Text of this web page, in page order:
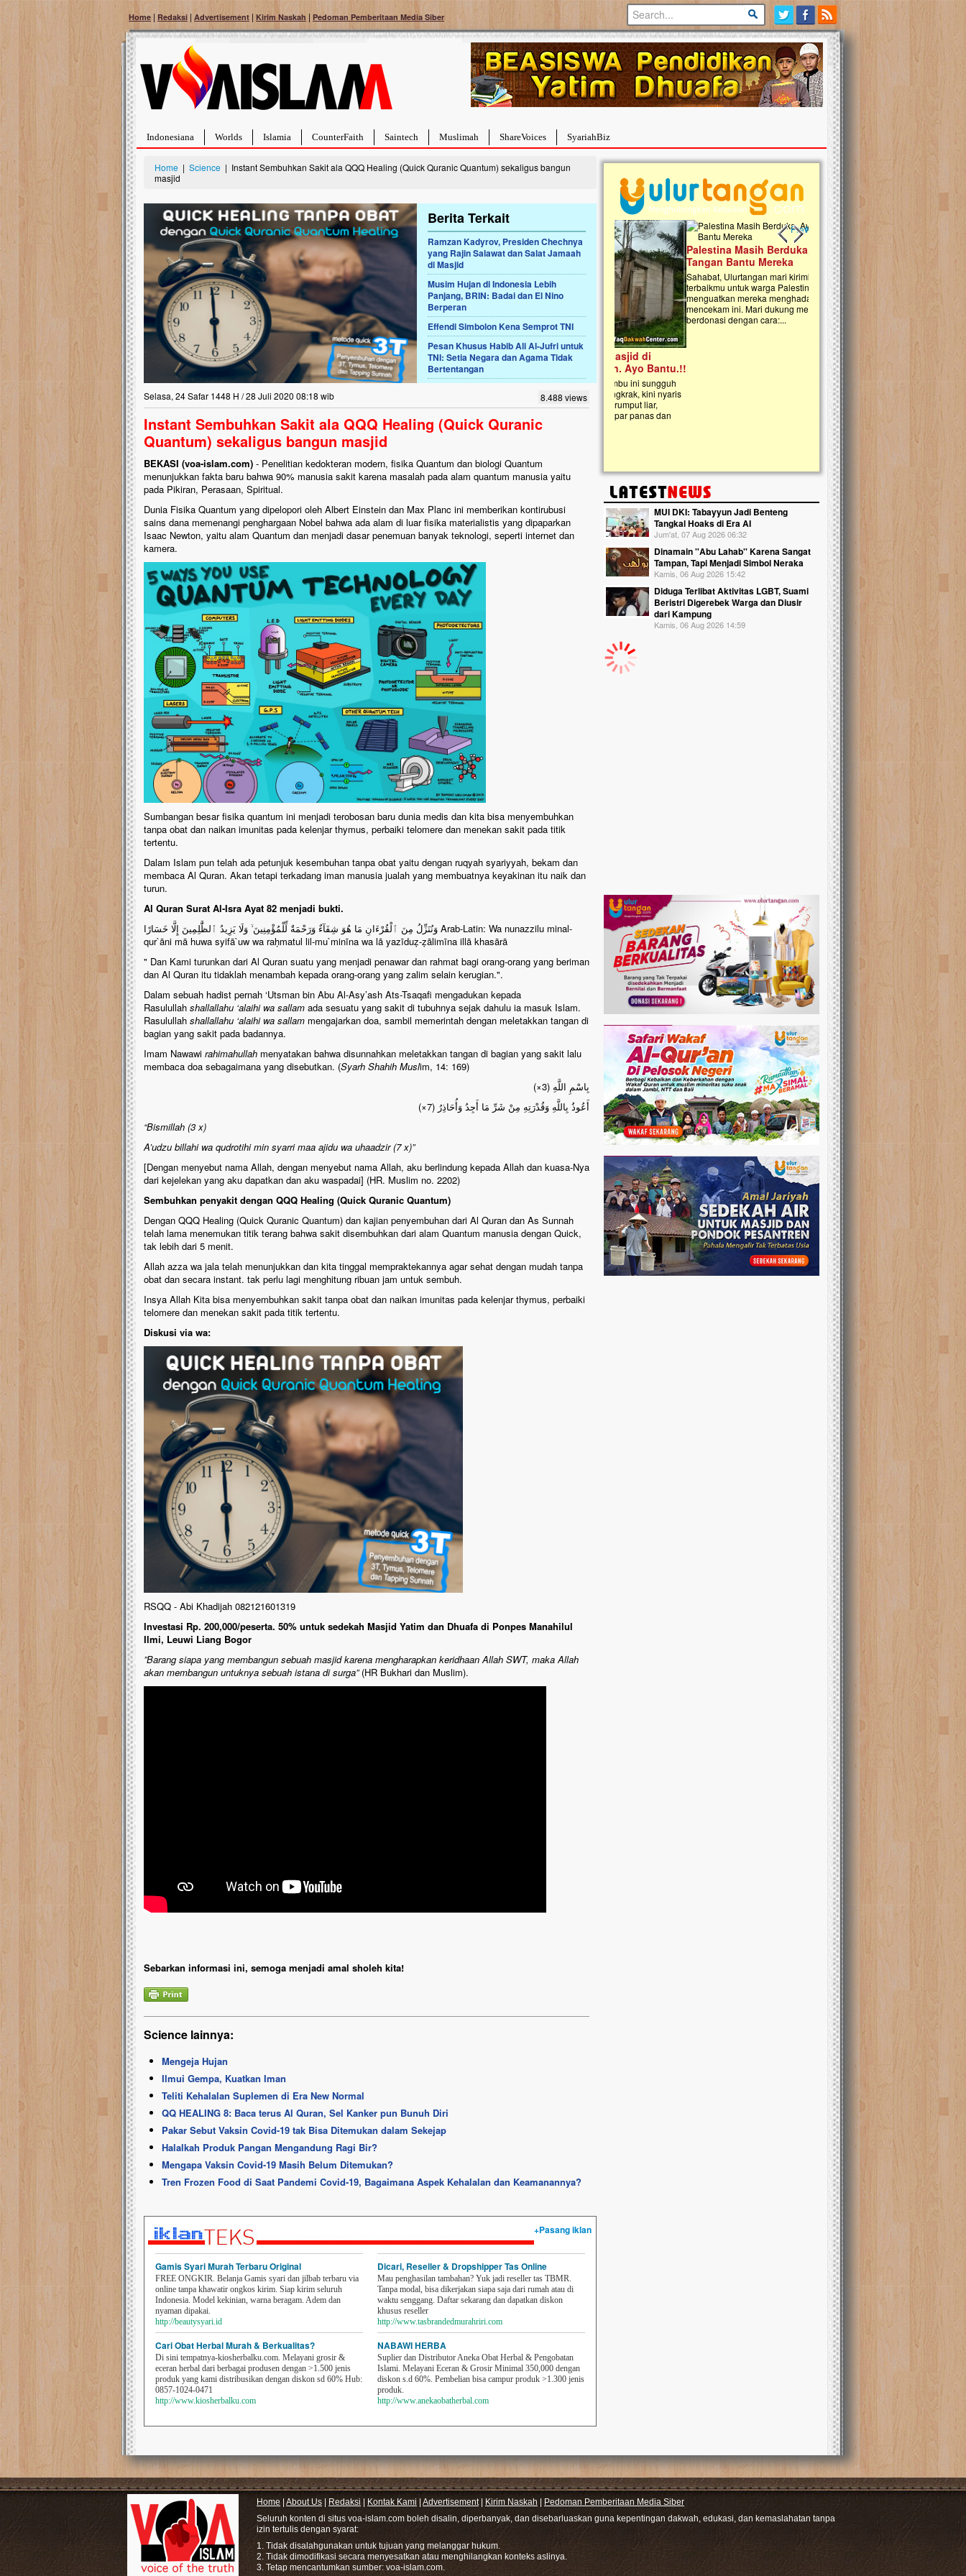
Home | Redaksi | Advertisement | Kirim Naskah | Pedoman Pemberitaan Media Siber
Indonesiana Worlds Islamia CounterFaith Saintech Muslimah ShareVoices SyariahBiz
Home | Science | Instant Sembuhkan Sakit ala QQQ Healing (Quick Quranic Quantum) sekaligus bangun
masjid
Berita Terkait
Ramzan Kadyrov, Presiden Chechnya
yang Rajin Salawat dan Salat Jamaah
di Masjid
Musim Hujan di Indonesia Lebih
Panjang, BRIN: Badai dan El Nino
Berperan
Effendi Simbolon Kena Semprot TNI
Pesan Khusus Habib Ali Al-Jufri untuk
TNI: Setia Negara dan Agama Tidak
Bertentangan
Selasa, 24 Safar 1448 H / 28 Juli 2020 08:18 wib 8.488 views
Instant Sembuhkan Sakit ala QQQ Healing (Quick Quranic
Quantum) sekaligus bangun masjid
BEKASI (voa-islam.com) - Penelitian kedokteran modern, fisika Quantum dan biologi Quantum
menunjukkan fakta baru bahwa 90% manusia sakit karena masalah pada alam quantum manusia yaitu
pada Pikiran, Perasaan, Spiritual.
Dunia Fisika Quantum yang dipelopori oleh Albert Einstein dan Max Planc ini memberikan kontirubusi
sains dana memenangi penghargaan Nobel bahwa ada alam di luar fisika materialistis yang dipaparkan
Isaac Newton, yaitu alam Quantum dan menjadi dasar penemuan banyak teknologi, seperti internet dan
kamera.
Sumbangan besar fisika quantum ini menjadi terobosan baru dunia medis dan kita bisa menyembuhkan
tanpa obat dan naikan imunitas pada kelenjar thymus, perbaiki telomere dan menekan sakit pada titik
tertentu.
Dalam Islam pun telah ada petunjuk kesembuhan tanpa obat yaitu dengan ruqyah syariyyah, bekam dan
membaca Al Quran. Akan tetapi terkadang iman manusia jualah yang membuatnya keyakinan itu naik dan
turun.
Al Quran Surat Al-Isra Ayat 82 menjadi bukti.
وَنُنَزِّلُ مِنَ ٱلْقُرْءَانِ مَا هُوَ شِفَآءٌ وَرَحْمَةٌ لِّلْمُؤْمِنِينَ ۙ وَلَا يَزِيدُ ٱلظَّٰلِمِينَ إِلَّا خَسَارًا Arab-Latin: Wa nunazzilu minal-
qur`āni mā huwa syifā`uw wa raḥmatul lil-mu`minīna wa lā yazīduẓ-ẓālimīna illā khasārā
" Dan Kami turunkan dari Al Quran suatu yang menjadi penawar dan rahmat bagi orang-orang yang beriman
dan Al Quran itu tidaklah menambah kepada orang-orang yang zalim selain kerugian.".
Dalam sebuah hadist pernah ‘Utsman bin Abu Al-Asy’ash Ats-Tsaqafi mengadukan kepada
Rasulullah shallallahu ‘alaihi wa sallam ada sesuatu yang sakit di tubuhnya sejak dahulu ia masuk Islam.
Rasulullah shallallahu ‘alaihi wa sallam mengajarkan doa, sambil memerintah dengan meletakkan tangan di
bagian yang sakit pada badannya.
Imam Nawawi rahimahullah menyatakan bahwa disunnahkan meletakkan tangan di bagian yang sakit lalu
membaca doa sebagaimana yang disebutkan. (Syarh Shahih Muslim, 14: 169)
بِاسْمِ اللَّهِ (3×)
أَعُوذُ بِاللَّهِ وَقُدْرَتِهِ مِنْ شَرِّ مَا أَجِدُ وَأُحَاذِرُ (7×)
“Bismillah (3 x)
A’udzu billahi wa qudrotihi min syarri maa ajidu wa uhaadzir (7 x)”
[Dengan menyebut nama Allah, dengan menyebut nama Allah, aku berlindung kepada Allah dan kuasa-Nya
dari kejelekan yang aku dapatkan dan aku waspadai] (HR. Muslim no. 2202)
Sembuhkan penyakit dengan QQQ Healing (Quick Quranic Quantum)
Dengan QQQ Healing (Quick Quranic Quantum) dan kajian penyembuhan dari Al Quran dan As Sunnah
telah lama menemukan titik terang bahwa sakit disembuhkan dari alam Quantum manusia dengan Quick,
tak lebih dari 5 menit.
Allah azza wa jala telah menunjukkan dan kita tinggal mempraktekannya agar sehat dengan mudah tanpa
obat dan secara instant. tak perlu lagi menghitung ribuan jam untuk sembuh.
Insya Allah Kita bisa menyembuhkan sakit tanpa obat dan naikan imunitas pada kelenjar thymus, perbaiki
telomere dan menekan sakit pada titik tertentu.
Diskusi via wa:
RSQQ - Abi Khadijah 082121601319
Investasi Rp. 200,000/peserta. 50% untuk sedekah Masjid Yatim dan Dhuafa di Ponpes Manahilul
Ilmi, Leuwi Liang Bogor
”Barang siapa yang membangun sebuah masjid karena mengharapkan keridhaan Allah SWT, maka Allah
akan membangun untuknya sebuah istana di surga”(HR Bukhari dan Muslim).
Sebarkan informasi ini, semoga menjadi amal sholeh kita!
Science lainnya:
Mengeja Hujan
Ilmui Gempa, Kuatkan Iman
Teliti Kehalalan Suplemen di Era New Normal
QQ HEALING 8: Baca terus Al Quran, Sel Kanker pun Bunuh Diri
Pakar Sebut Vaksin Covid-19 tak Bisa Ditemukan dalam Sekejap
Halalkah Produk Pangan Mengandung Ragi Bir?
Mengapa Vaksin Covid-19 Masih Belum Ditemukan?
Tren Frozen Food di Saat Pandemi Covid-19, Bagaimana Aspek Kehalalan dan Keamanannya?
+Pasang iklan
Gamis Syari Murah Terbaru Original
FREE ONGKIR. Belanja Gamis syari dan jilbab terbaru via
online tanpa khawatir ongkos kirim. Siap kirim seluruh
Indonesia. Model kekinian, warna beragam. Adem dan
nyaman dipakai.
http://beautysyari.id
Cari Obat Herbal Murah & Berkualitas?
Di sini tempatnya-kiosherbalku.com. Melayani grosir &
eceran herbal dari berbagai produsen dengan >1.500 jenis
produk yang kami distribusikan dengan diskon sd 60% Hub:
0857-1024-0471
http://www.kiosherbalku.com
Dicari, Reseller & Dropshipper Tas Online
Mau penghasilan tambahan? Yuk jadi reseller tas TBMR.
Tanpa modal, bisa dikerjakan siapa saja dari rumah atau di
waktu senggang. Daftar sekarang dan dapatkan diskon
khusus reseller
http://www.tasbrandedmurahriri.com
NABAWI HERBA
Suplier dan Distributor Aneka Obat Herbal & Pengobatan
Islami. Melayani Eceran & Grosir Minimal 350,000 dengan
diskon s.d 60%. Pembelian bisa campur produk >1.300 jenis
produk.
http://www.anekaobatherbal.com
Previous slide
Next slide
Bantu Naura, Balita Hebat Sembuh Dari
Tumor Pembuluh Darah
Hidup Naura Salsabila dipenuhi dengan
rintangan yang sangat berat. Meskipun baru
berusia sepuluh bulan, bayi yang imut ini harus
menghadapi penyakit yang dahsyat, yaitu tumor
pembuluh darah berukuran...
Lima Tahun Mangkrak, Masjid di
Pelosok ini Mengenaskan. Ayo Bantu.!!
Nasib masjid di Kampung Cilumbu ini sungguh
mengenaskan. Lima tahun mangkrak, kini nyaris
tak berbentuk masjid, dipenuhi rumput liar,
hujan....
Palestina Masih Berduka, Ayo Ulurkan
Tangan Bantu Mereka
Sahabat, Ulurtangan mari kirimkan dukungan
terbaikmu untuk warga Palestina di Gaza demi
menguatkan mereka menghadapi situasi
mencekam ini. Mari dukung mereka dengan
berdonasi dengan cara:...
Open Donasi Wakaf
Rumah Qur'an & TK Islam
Najjah di Jonggol
Saat ini, Ulurtangan bersama Yayasan
Najjahtul Islam Jonggol sedang merintis
pembangunan Rumah Qur’an dan
kanak Islam Terpadu (TKIT) An Najjah
Gedung Majelis Taklim di Jonggol,...
MUI DKI: Tabayyun Jadi Benteng
Tangkal Hoaks di Era AI
Jum'at, 07 Aug 2026 06:32
Dinamain ''Abu Lahab'' Karena Sangat
Tampan, Tapi Menjadi Simbol Neraka
Kamis, 06 Aug 2026 15:42
Diduga Terlibat Aktivitas LGBT, Suami
Beristri Digerebek Warga dan Diusir
dari Kampung
Kamis, 06 Aug 2026 14:59
Home About Us Redaksi Kontak Kami Advertisement| Kirim Naskah
Pedoman Pemberitaan Media Siber
Seluruh konten di situs voa-islam.com boleh disalin, diperbanyak, dan disebarluaskan guna kepentingan dakwah, edukasi, dan kemaslahatan tanpa
izin tertulis dengan syarat:
1. Tidak disalahgunakan untuk tujuan yang melanggar hukum.
2. Tidak dimodifikasi secara menyesatkan atau menghilangkan konteks aslinya.
3. Tetap mencantumkan sumber: voa-islam.com.